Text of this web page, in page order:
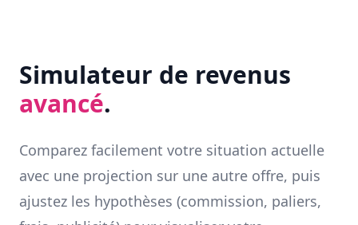
Simulateur de revenus
avancé.
Comparez facilement votre situation actuelle
avec une projection sur une autre offre, puis
ajustez les hypothèses (commission, paliers,